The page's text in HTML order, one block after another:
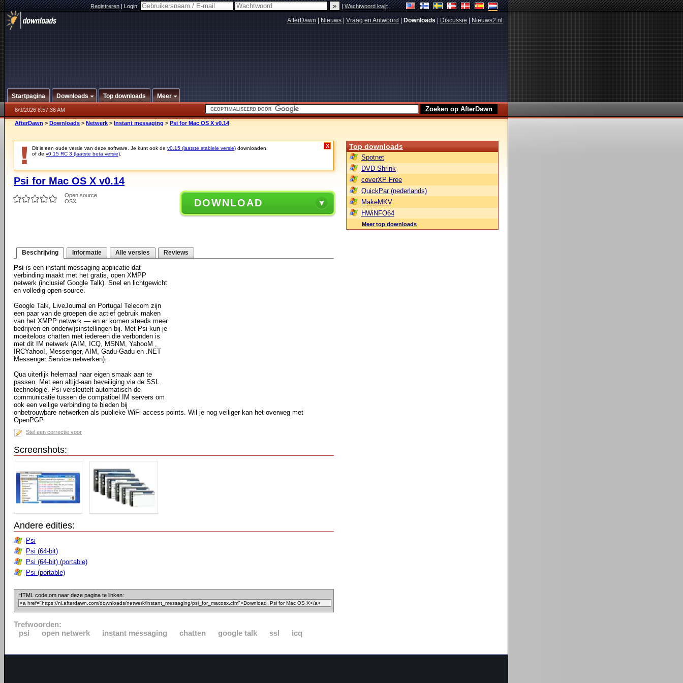
Registreren|Login: |Wachtwoord kwijt
AfterDawn Nieuws Vraag en Antwoord Downloads Discussie Nieuws2.nl
Startpagina Downloads Top downloads Meer
8/9/2026 8:57:36 AM
AfterDawn > Downloads > Netwerk > Instant messaging > Psi for Mac OS X v0.14
Dit is een oude versie van deze software. Je kunt ook de v0.15 (laatste stabiele versie) downloaden.
of de v0.15 RC 3 (laatste beta versie)
X
Psi for Mac OS X v0.14
Open source
OSX
DOWNLOAD
Beschrijving Informatie Alle versies Reviews
Psi is een instant messaging applicatie dat
verbinding maakt met het gratis, open XMPP
netwerk (inclusief Google Talk). Snel en lichtgewicht
en volledig open-source.
Google Talk, LiveJournal en Portugal Telecom zijn
een paar van de groepen die actief gebruik maken
van het XMPP netwerk — en er komen steeds meer
bedrijven en onderwijsinstellingen bij. Met Psi kun je
moeiteloos chatten met iedereen die verbonden is
met dit IM netwerk (AIM, ICQ, MSNM, YahooM ,
IRCYahoo!, Messenger, AIM, Gadu-Gadu en .NET
Messenger Service netwerken).
Qua uiterlijk helemaal naar eigen smaak aan te
passen. Met een altijd-aan beveiliging via de SSL
technologie. Psi versleutelt automatisch de
communicatie tussen de compatibel IM servers om
ook een veilige verbinding te bieden bij
onbetrouwbare netwerken als publieke WiFi access points. Wil je nog veiliger kan het overweg met
OpenPGP.
Stel een correctie voor
Screenshots:
Andere edities:
Psi
Psi (64-bit)
Psi (64-bit) (portable)
Psi (portable)
HTML code om naar deze pagina te linken:
Trefwoorden:
psi
open netwerk instant messaging chatten google talk ssl icq
Top downloads
Spotnet
DVD Shrink
coverXP Free
QuickPar (nederlands)
MakeMKV
HWiNFO64
Meer top downloads